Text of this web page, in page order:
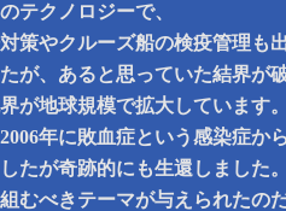
テクノロジーで、
策やクルーズ船の検疫管理も
が、あると思っていた結界が
が地球規模で拡大しています
年に敗血症という感染症か
たが奇跡的にも生還しました
むべきテーマが与えられたの